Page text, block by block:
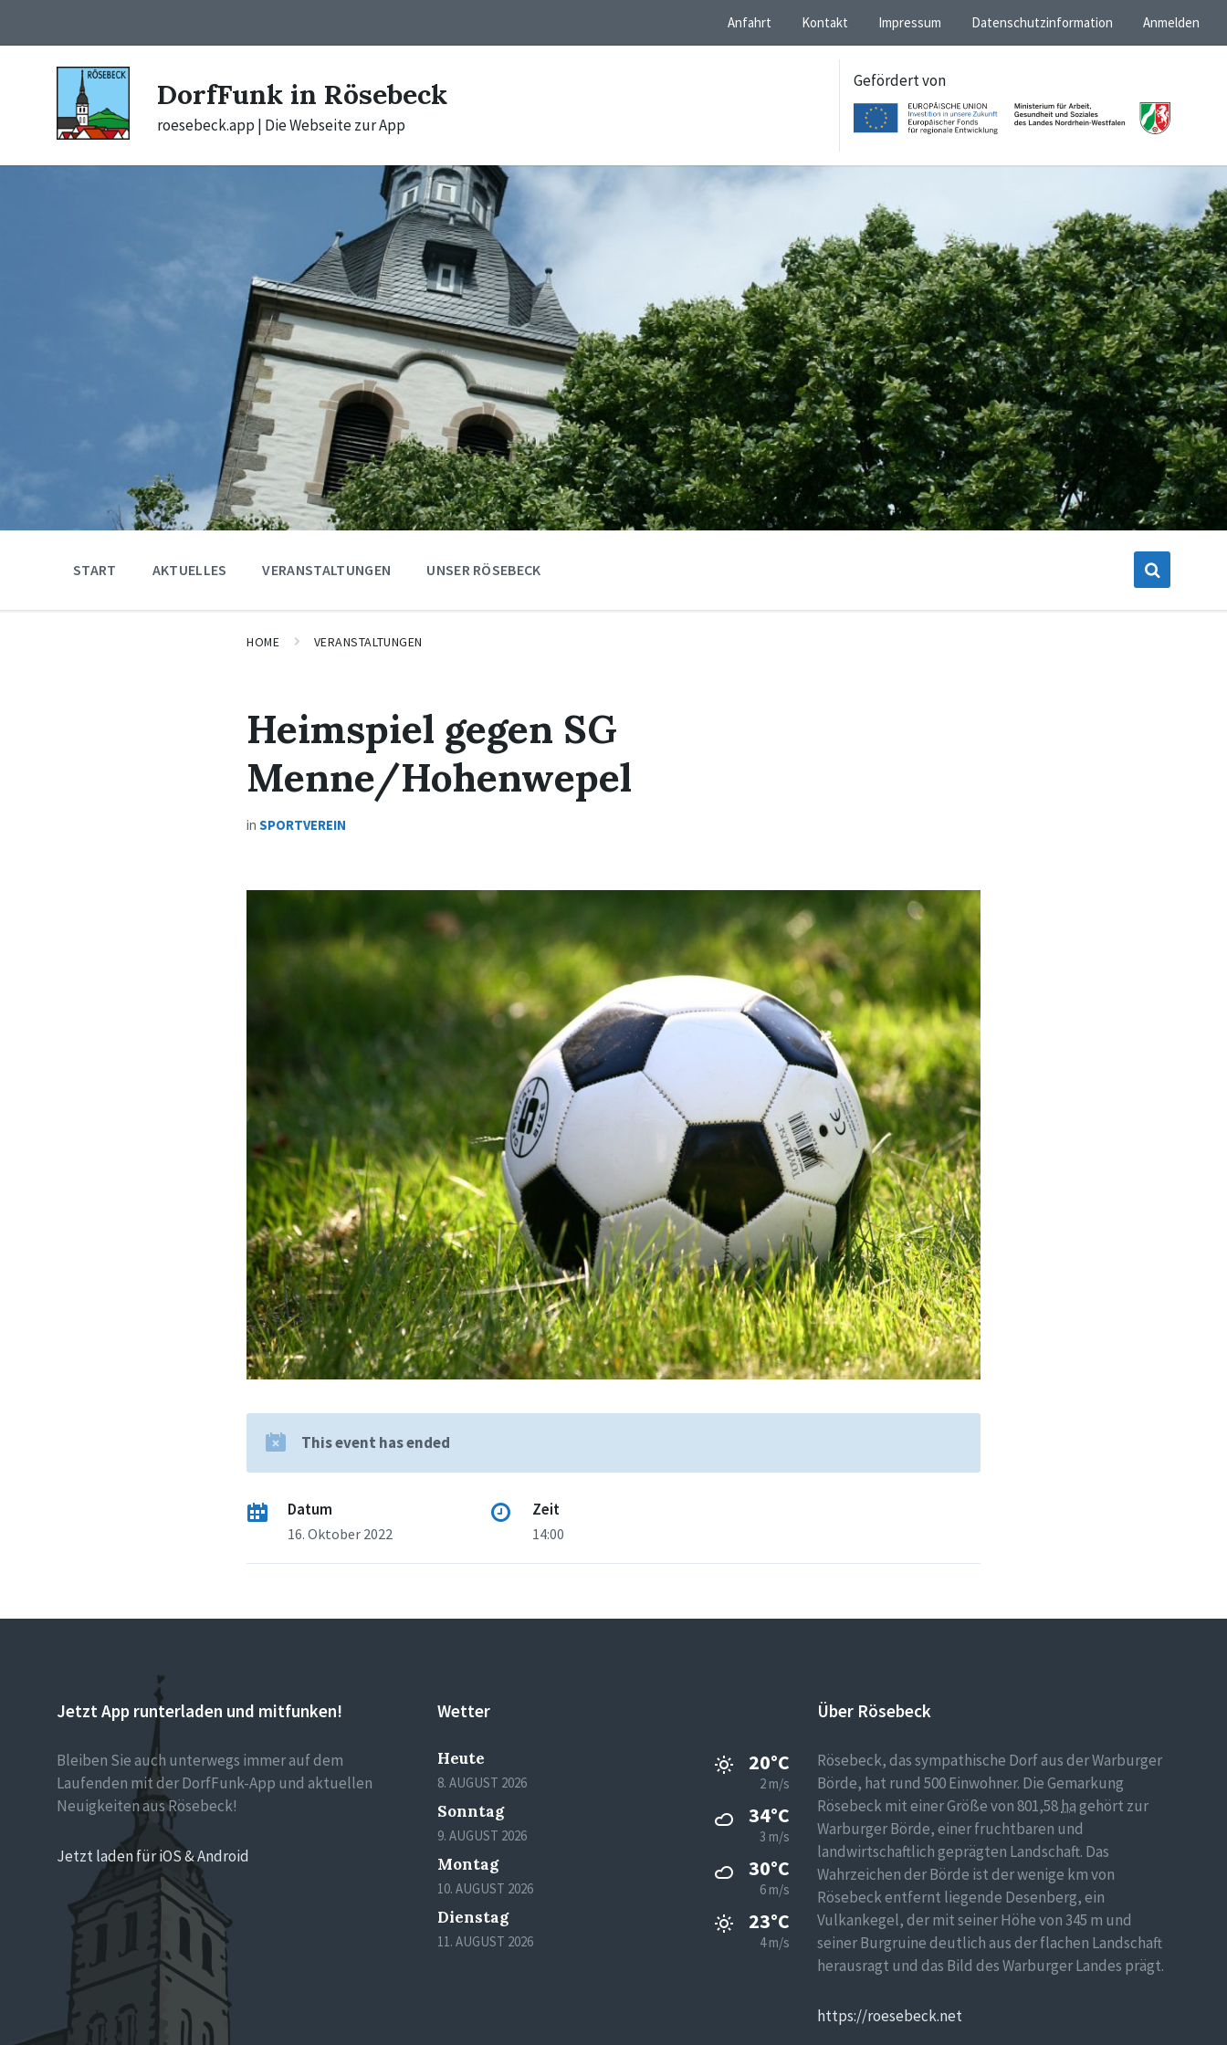
content
main
footer
Anfahrt Kontakt Impressum Datenschutzinformation Anmelden
DorfFunk in Rösebeck
roesebeck.app | Die Webseite zur App
Gefördert von
START AKTUELLES VERANSTALTUNGEN UNSER RÖSEBECK
HOME VERANSTALTUNGEN
Heimspiel gegen SG
Menne/Hohenwepel
inSPORTVEREIN
This event has ended
Datum
16. Oktober 2022
Zeit
14:00
Jetzt App runterladen und mitfunken!
Bleiben Sie auch unterwegs immer auf dem
Laufenden mit der DorfFunk-App und aktuellen
Neuigkeiten aus Rösebeck!
Jetzt laden für iOS & Android
Wetter
Heute
8. AUGUST 2026
20°C
2 m/s
Sonntag
9. AUGUST 2026
34°C
3 m/s
Montag
10. AUGUST 2026
30°C
6 m/s
Dienstag
11. AUGUST 2026
23°C
4 m/s
Über Rösebeck
Rösebeck, das sympathische Dorf aus der Warburger
Börde, hat rund 500 Einwohner. Die Gemarkung
Rösebeck mit einer Größe von 801,58ha gehört zur
Warburger Börde, einer fruchtbaren und
landwirtschaftlich geprägten Landschaft. Das
Wahrzeichen der Börde ist der wenige km von
Rösebeck entfernt liegende Desenberg, ein
Vulkankegel, der mit seiner Höhe von 345 m und
seiner Burgruine deutlich aus der flachen Landschaft
herausragt und das Bild des Warburger Landes prägt.
https://roesebeck.net